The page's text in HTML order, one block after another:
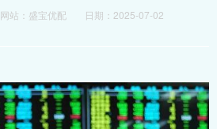
网站：盛宝优配
日期：2025-07-02